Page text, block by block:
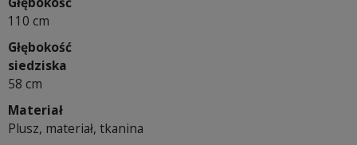
110 cm
Głębokość
siedziska
58 cm
Materiał
Plusz, materiał, tkanina